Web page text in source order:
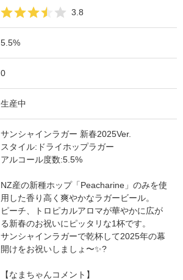
3.8
5.5%
0
生産中
サンシャインラガー 新春2025Ver.
スタイル:ドライホップラガー
アルコール度数:5.5%
NZ産の新種ホップ「Peacharine」のみを使
用した香り高く爽やかなラガービール。
ピーチ、トロピカルアロマが華やかに広が
る新春のお祝いにピッタリな1杯です。
サンシャインラガーで乾杯して2025年の幕
開けをお祝いしましょ〜✨?
【なまちゃんコメント】